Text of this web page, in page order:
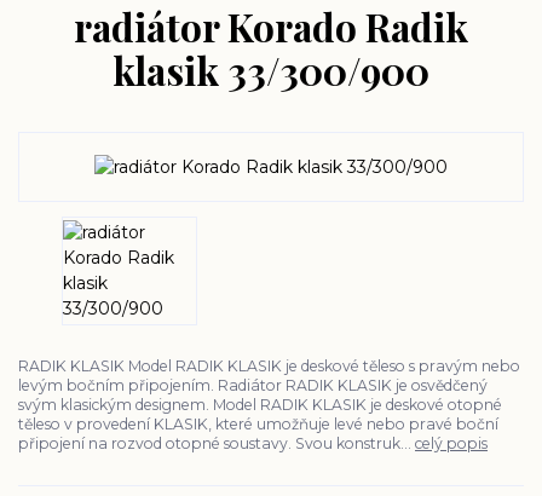
radiátor Korado Radik
klasik 33/300/900
RADIK KLASIK Model RADIK KLASIK je deskové těleso s pravým nebo
levým bočním připojením. Radiátor RADIK KLASIK je osvědčený
svým klasickým designem. Model RADIK KLASIK je deskové otopné
těleso v provedení KLASIK, které umožňuje levé nebo pravé boční
připojení na rozvod otopné soustavy. Svou konstruk... celý popis